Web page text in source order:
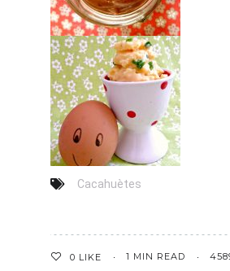
Cacahuètes
0 LIKE 1 MIN READ